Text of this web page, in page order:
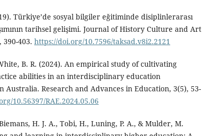
Türkiye’de sosyal bilgiler eğitiminde disiplinlerarası
tarihsel gelişimi. Journal of History Culture and Art
390-403. https://doi.org/10.7596/taksad.v8i2.2121
B. R. (2024). An empirical study of cultivating
abilities in an interdisciplinary education
Australia. Research and Advances in Education, 3(5), 53-
10.56397/RAE.2024.05.06
H. J. A., Tobi, H., Luning, P. A., & Mulder, M.